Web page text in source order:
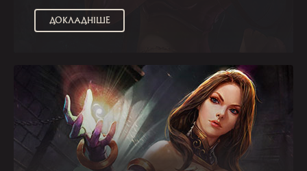
ДОКЛАДНІШЕ